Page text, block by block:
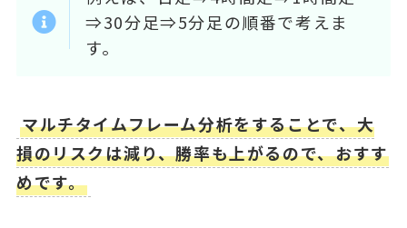
⇒30分足⇒5分足の順番で考えま
す。
マルチタイムフレーム分析をすることで、大
損のリスクは減り、勝率も上がるので、おすす
めです。